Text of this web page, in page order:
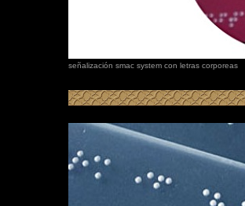
señalización smac system con letras corporeas